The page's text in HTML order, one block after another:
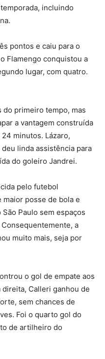
incluindo
pontos e caiu para o
Flamengo conquistou a
lugar, com quatro.
do primeiro tempo, mas
a vantagem construída
minutos. Lázaro,
linda assistência para
do goleiro Jandrei.
pelo futebol
maior posse de bola e
Paulo sem espaços
a
muito mais, seja por
o gol de empate aos
Calleri ganhou de
sem chances de
Foi o quarto gol do
de artilheiro do